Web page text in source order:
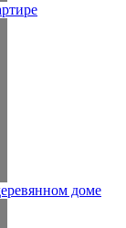
доме